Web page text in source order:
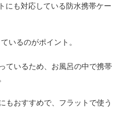
にも対応している防水携帯ケー
いるのがポイント。
ているため、お風呂の中で携帯
もおすすめで、フラットで使う